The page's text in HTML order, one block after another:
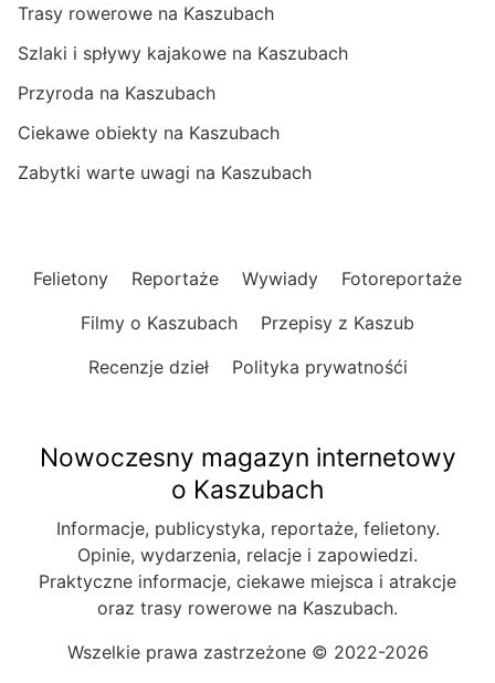
Trasy rowerowe na Kaszubach
Szlaki i spływy kajakowe na Kaszubach
Przyroda na Kaszubach
Ciekawe obiekty na Kaszubach
Zabytki warte uwagi na Kaszubach
Felietony Reportaże Wywiady
Fotoreportaże
Filmy o Kaszubach
Przepisy z Kaszub
Recenzje dzieł
Polityka prywatnośći
Nowoczesny magazyn internetowy
o Kaszubach
Informacje, publicystyka, reportaże, felietony.
Opinie, wydarzenia, relacje i zapowiedzi.
Praktyczne informacje, ciekawe miejsca i atrakcje
oraz trasy rowerowe na Kaszubach.
Wszelkie prawa zastrzeżone © 2022-2026